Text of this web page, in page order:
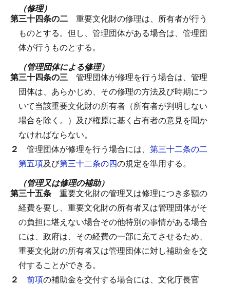
（修理）
第三十四条の二 重要文化財の修理は、所有者が行う
ものとする。 但し、管理団体がある場合は、管理団
体が行うものとする。
（管理団体による修理）
第三十四条の三 管理団体が修理を行う場合は、管理
団体は、あらかじめ、その修理の方法及び時期につ
いて当該重要文化財の所有者（所有者が判明しない
場合を除く。）及び権原に基く占有者の意見を聞か
なければならない。
２ 管理団体が修理を行う場合には、 第三十二条の二
第五項及び第三十二条の四の規定を準用する。
（管理又は修理の補助）
第三十五条 重要文化財の管理又は修理につき多額の
経費を要し、重要文化財の所有者又は管理団体がそ
の負担に堪えない場合その他特別の事情がある場合
には、政府は、その経費の一部に充てさせるため、
重要文化財の所有者又は管理団体に対し補助金を交
付することができる。
２ 前項の補助金を交付する場合には、文化庁長官